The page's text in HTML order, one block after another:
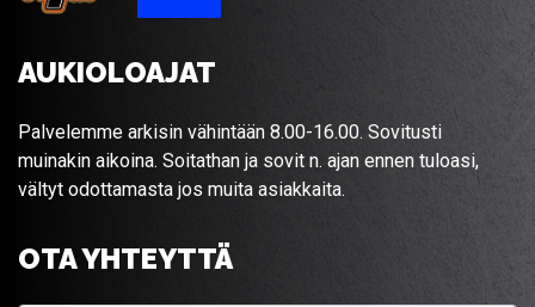
AUKIOLOAJAT
Palvelemme arkisin vähintään 8.00-16.00. Sovitusti
muinakin aikoina. Soitathan ja sovit n. ajan ennen tuloasi,
vältyt odottamasta jos muita asiakkaita.
OTA YHTEYTTÄ